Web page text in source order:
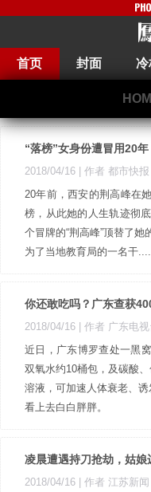
首页 封面 冷
“落榜”女身份遭冒用20
2018/04/16
| 作者 都市快报 ​​​​
20年前，西安的荆高峰在
榜，从此她的人生轨迹彻
个冒牌的“荆高峰”顶替了
为了当地教育局的一名干
你还敢吃吗？广东查获
2018/04/16
| 作者 广东电视
近日，广东博罗查处一黑
双氧水约10桶包，及碳酸
溶液，可加速人体衰老、
看上去白白胖胖。
凌晨遭遇持刀抢劫，姑
2018/04/16
| 作者 江苏新闻